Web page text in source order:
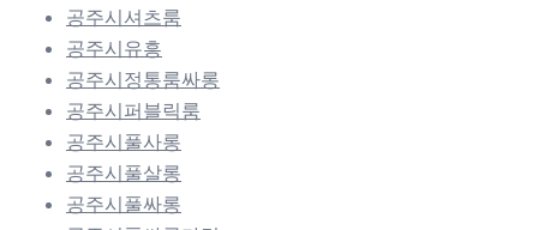
공주시셔츠룸
공주시유흥
공주시정통룸싸롱
공주시퍼블릭룸
공주시풀사롱
공주시풀살롱
공주시풀싸롱